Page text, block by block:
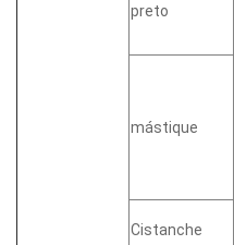
preto
mástique
Cistanche